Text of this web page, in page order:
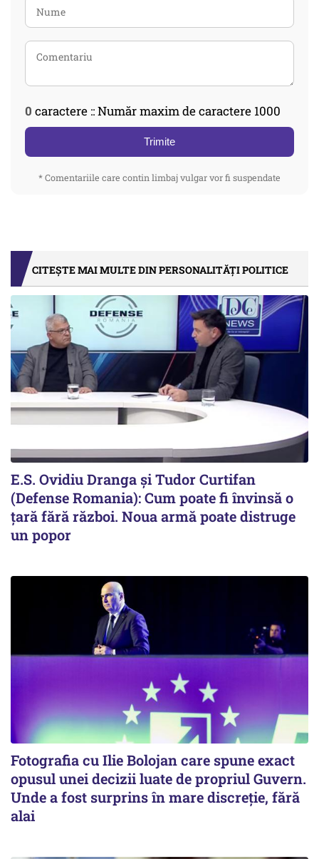
0 caractere :: Număr maxim de caractere 1000
Trimite
* Comentariile care contin limbaj vulgar vor fi suspendate
CITEȘTE MAI MULTE DIN PERSONALITĂȚI POLITICE
E.S. Ovidiu Dranga și Tudor Curtifan
(Defense Romania): Cum poate fi învinsă o
țară fără război. Noua armă poate distruge
un popor
Fotografia cu Ilie Bolojan care spune exact
opusul unei decizii luate de propriul Guvern.
Unde a fost surprins în mare discreție, fără
alai